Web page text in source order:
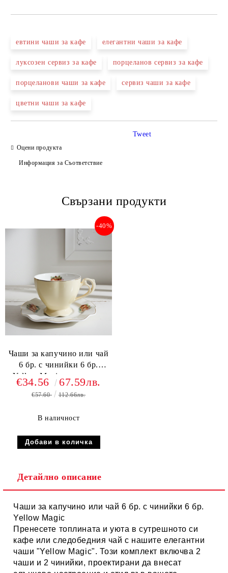
евтини чаши за кафе елегантни чаши за кафе
луксозен сервиз за кафе порцеланов сервиз за кафе
порцеланови чаши за кафе сервиз чаши за кафе
цветни чаши за кафе
Оцени продукта
Информация за Съответствие
Tweet
Свързани продукти
Чаши за капучино или чай
6 бр. с чинийки 6 бр.
Yellow Magic - порцелан
-40%
€34.56 67.59лв.
€57.60 112.66лв.
В наличност
Детайлно описание
Чаши за капучино или чай 6 бр. с чинийки 6 бр.
Yellow Magic
Пренесете топлината и уюта в сутрешното си
кафе или следобедния чай с нашите елегантни
чаши "Yellow Magic". Този комплект включва 2
чаши и 2 чинийки, проектирани да внесат